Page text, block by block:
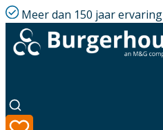
Meer dan 150 jaar ervaring